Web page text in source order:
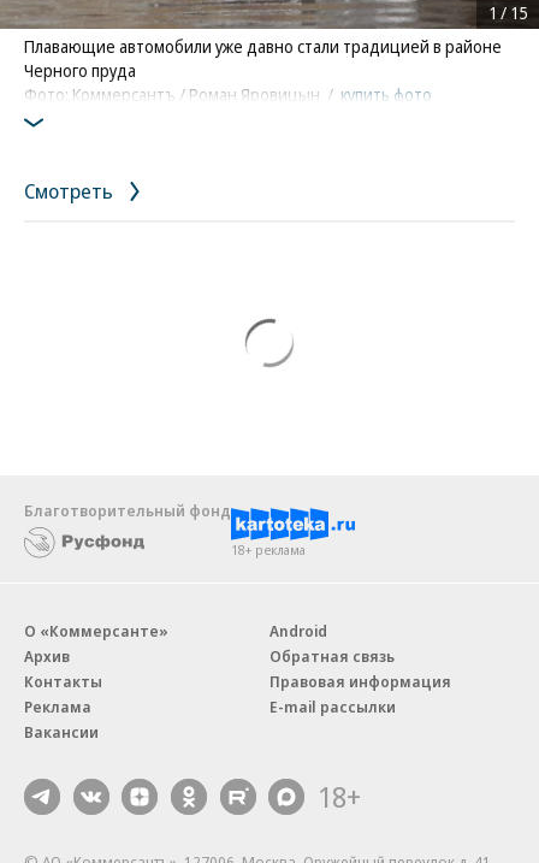
Плавающие автомобили уже давно стали традицией в районе
Черного пруда
Фото: Коммерсантъ / Роман Яровицын / купить фото
1/ 15
Смотреть
Благотворительный фонд
18+ реклама
О «Коммерсанте»
Архив
Контакты
Реклама
Вакансии
Android
Обратная связь
Правовая информация
E-mail рассылки
18+